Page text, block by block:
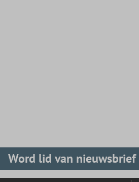
Word lid van nieuwsbrief